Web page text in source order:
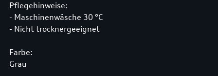
Pflegehinweise:
- Maschinenwäsche 30 °C
- Nicht trocknergeeignet
Farbe:
Grau